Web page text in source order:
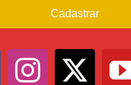
Cadastrar